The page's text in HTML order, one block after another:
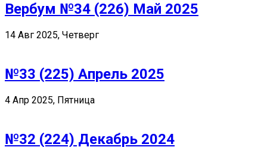
Вербум №34 (226) Май 2025
14 Авг 2025, Четверг
№33 (225) Апрель 2025
4 Апр 2025, Пятница
№32 (224) Декабрь 2024